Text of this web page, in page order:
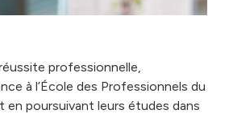
professionnelle,
à l’École des Professionnels du
en poursuivant leurs études dans